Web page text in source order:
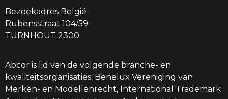
Bezoekadres België
Rubensstraat 104/59
TURNHOUT 2300
Abcor is lid van de volgende branche- en
kwaliteitsorganisaties: Benelux Vereniging van
Merken- en Modellenrecht, International Trademark